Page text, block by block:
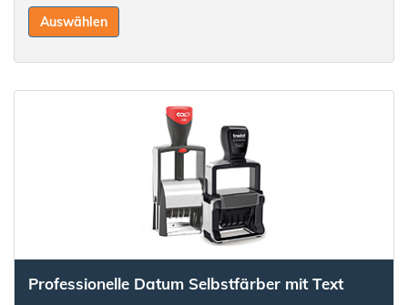
Auswählen
Professionelle Datum Selbstfärber mit Text